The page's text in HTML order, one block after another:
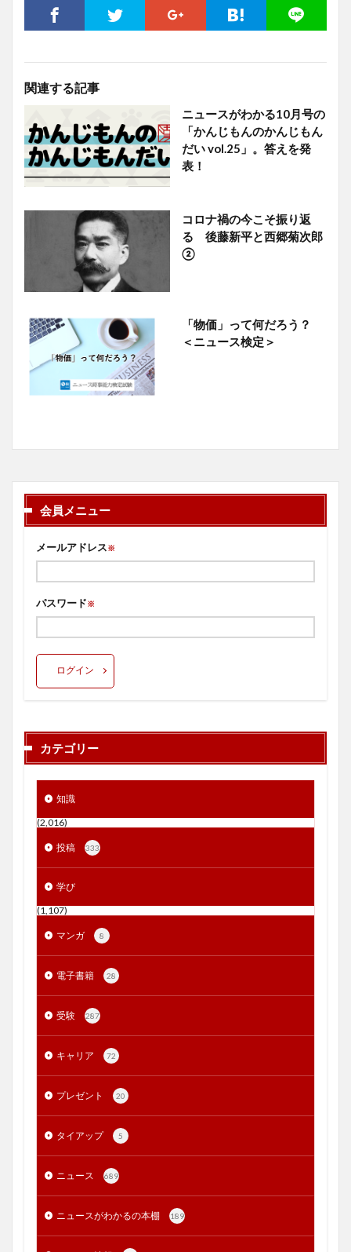
関連する記事
ニュースがわかる10月号の
「かんじもんのかんじもん
だい vol.25」。答えを発
表！
コロナ禍の今こそ振り返
る 後藤新平と西郷菊次郎
②
「物価」って何だろう？
＜ニュース検定＞
会員メニュー
メールアドレス※
パスワード※
ログイン
カテゴリー
知識
(2,016)
投稿 333
学び
(1,107)
マンガ 8
電子書籍 28
受験 287
キャリア 72
プレゼント 20
タイアップ 5
ニュース 689
ニュースがわかるの本棚 189